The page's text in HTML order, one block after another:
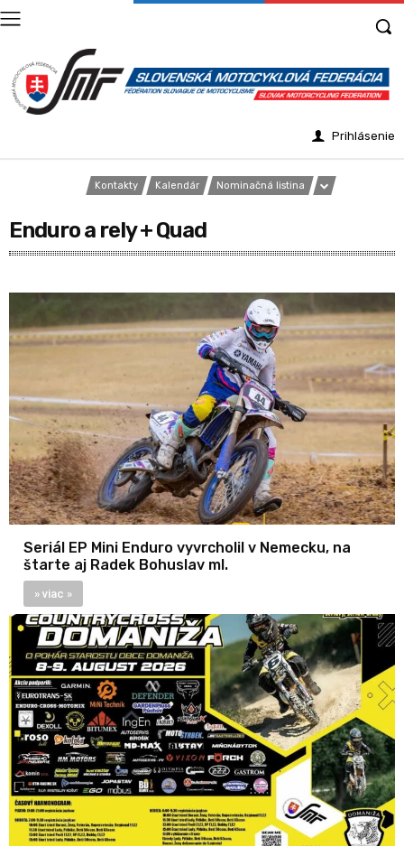
Prihlásenie
Kontakty Kalendár Nominačná listina
Enduro a rely + Quad
Seriál EP Mini Enduro vyvrcholil v Nemecku, na
štarte aj Radek Bohuslav ml.
» viac »